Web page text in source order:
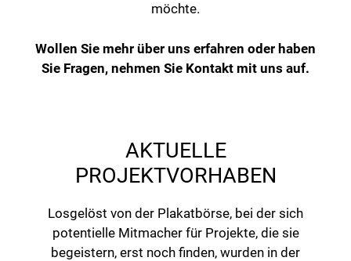
möchte.
Wollen Sie mehr über uns erfahren oder haben
Sie Fragen, nehmen Sie Kontakt mit uns auf.
AKTUELLE
PROJEKTVORHABEN
Losgelöst von der Plakatbörse, bei der sich
potentielle Mitmacher für Projekte, die sie
begeistern, erst noch finden, wurden in der